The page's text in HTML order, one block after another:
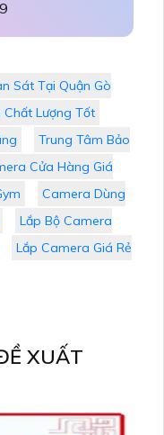
Sát Tại Quận Gò
Lượng Tốt
Trung Tâm Bảo
Cửa Hàng Giá
Camera Dùng
Lắp Bộ Camera
Lắp Camera Giá Rẻ
XUẤT